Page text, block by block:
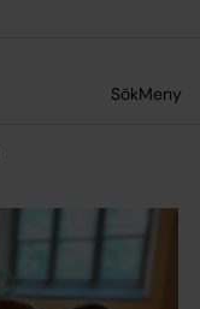
SökMeny